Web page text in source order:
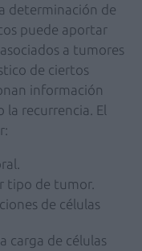
determinación de
puede aportar
a tumores
de ciertos
información
recurrencia. El
tipo de tumor.
de células
carga de células